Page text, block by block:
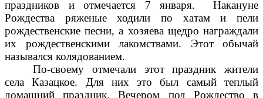
праздников и отмечается 7 января. Накануне
Рождества ряженые ходили по хатам и пели
рождественские песни, а хозяева щедро награждали
их рождественскими лакомствами. Этот обычай
назывался колядованием.
По-своему отмечали этот праздник жители
села Казацкое. Для них это был самый теплый
домашний праздник. Вечером под Рождество в